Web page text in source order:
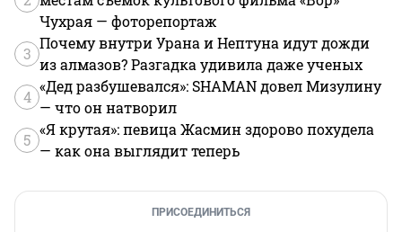
Чухрая — фоторепортаж
3
Почему внутри Урана и Нептуна идут дожди
из алмазов? Разгадка удивила даже ученых
4
«Дед разбушевался»: SHAMAN довел Мизулину
— что он натворил
5
«Я крутая»: певица Жасмин здорово похудела
— как она выглядит теперь
ПРИСОЕДИНИТЬСЯ